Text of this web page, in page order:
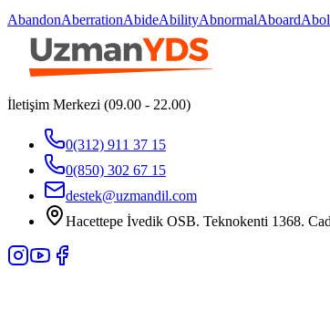
AbandonAberrationAbideAbilityAbnormalAboard
İletişim Merkezi (09.00 - 22.00)
0(312) 911 37 15
0(850) 302 67 15
destek@uzmandil.com
Hacettepe İvedik OSB. Teknokenti 1368.